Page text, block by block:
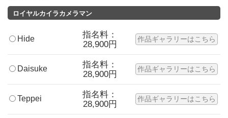
ロイヤルカイラカメラマン
Hide
指名料：
28,900円
作品ギャラリーはこちら
Daisuke
指名料：
28,900円
作品ギャラリーはこちら
Teppei
指名料：
28,900円
作品ギャラリーはこちら